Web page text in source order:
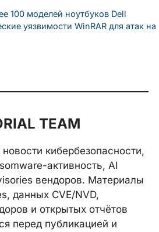
100 моделей ноутбуков Dell
уязвимости WinRAR для атак на
TEAM
кибербезопасности,
активность, AI
вендоров. Материалы
данных CVE/NVD,
и открытых отчётов
перед публикацией и